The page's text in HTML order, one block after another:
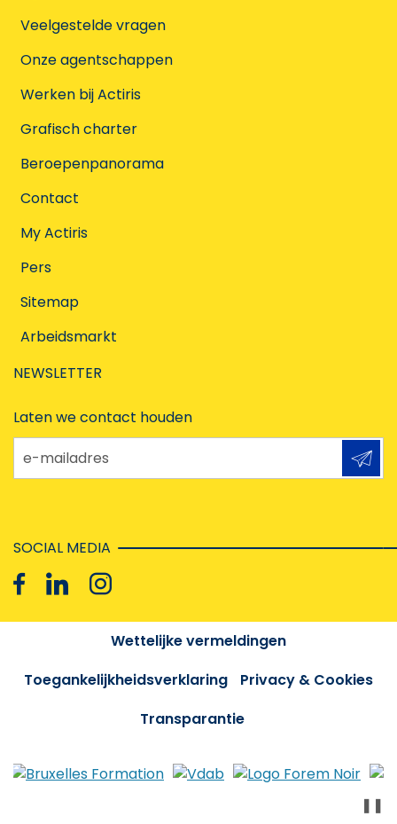
Veelgestelde vragen
Onze agentschappen
Werken bij Actiris
Grafisch charter
Beroepenpanorama
Contact
My Actiris
Pers
Sitemap
Arbeidsmarkt
NEWSLETTER
Laten we contact houden
e-mailadres
SOCIAL MEDIA
Wettelijke vermeldingen
Toegankelijkheidsverklaring
Privacy & Cookies
Transparantie
❚❚